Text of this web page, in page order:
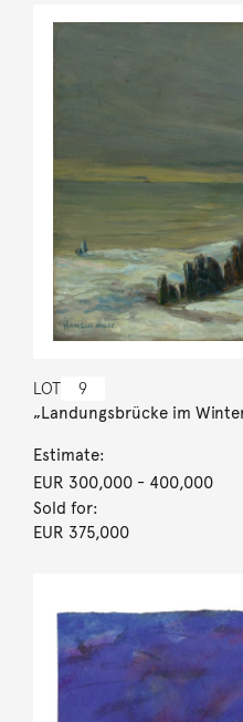
LOT 9
„Landungsbrücke im
Estimate:
EUR 300,000- 400,000
Sold for:
EUR 375,000